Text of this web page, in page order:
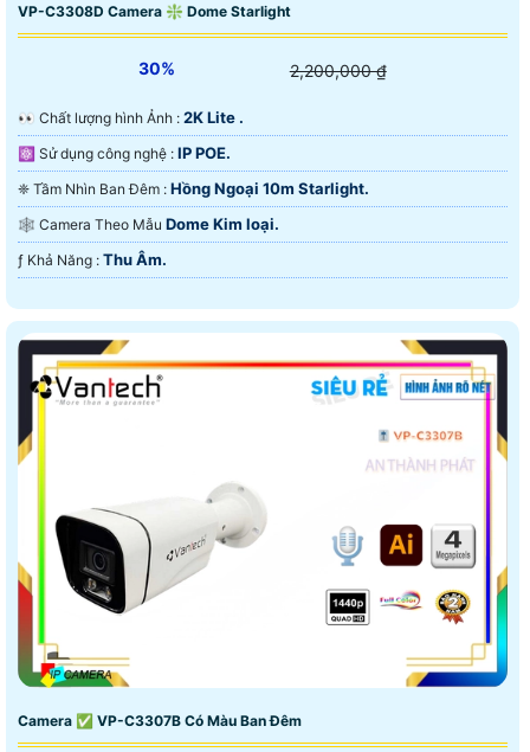
VP-C3308D Camera ❇ Dome Starlight
30% 2,200,000 ₫
️👀 Chất lượng hình Ảnh : 2K Lite .
⚛️ Sử dụng công nghệ : IP POE.
❈ Tầm Nhìn Ban Đêm : Hồng Ngoại 10m Starlight.
🕸️ Camera Theo Mẫu Dome Kim loại.
️ƒ Khả Năng : Thu Âm.
Camera ✅ VP-C3307B Có Màu Ban Đêm